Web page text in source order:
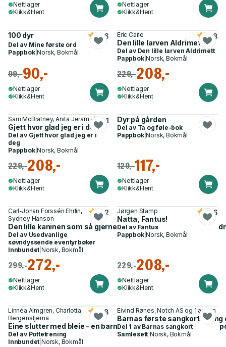
Nettlager
Klikk&Hent
Nettlager
Klikk&Hent
100 dyr 4.6
Del av Mine første ord
Pappbok|Norsk, Bokmål
99,-90,-
Nettlager
Klikk&Hent
Eric Carle
Den lille larven Aldrimett
4.8
Del av Den lille larven Aldrimett
Pappbok|Norsk, Bokmål
229,-208,-
Nettlager
Klikk&Hent
Sam McBratney, Anita Jeram
Gjett hvor glad jeg er i deg
4.1
Del av Gjett hvor glad jeg er i
deg
Pappbok|Norsk, Bokmål
229,-208,-
Nettlager
Klikk&Hent
Dyr på gården
Del av Ta og føle-bok
Pappbok|Norsk, Bokmål
129,-117,-
Nettlager
Klikk&Hent
Carl-Johan Forssén Ehrlin,
Sydney Hanson
Den lille kaninen som så gjerne ville sove - en annerledes
4.2
Del av Usedvanlige
søvndyssende eventyrbøker
Innbundet |Norsk, Bokmål
299,-272,-
Nettlager
Klikk&Hent
Jørgen Stamp
Natta, Fantus!
4.6
Del av Fantus
Pappbok|Norsk, Bokmål
229,-208,-
Nettlager
Klikk&Hent
Linnéa Almgren, Charlotta
Bergenstjerna
Eine slutter med bleie - en barnebok som støtter dere under
4.8
Del av Pottetrening
Innbundet |Norsk, Bokmål
Eivind Rønes, Notch AS og 1 annen
Barnas første sangkort - syng
Del 1 av Barnas sangkort
Samlesett |Norsk, Bokmål